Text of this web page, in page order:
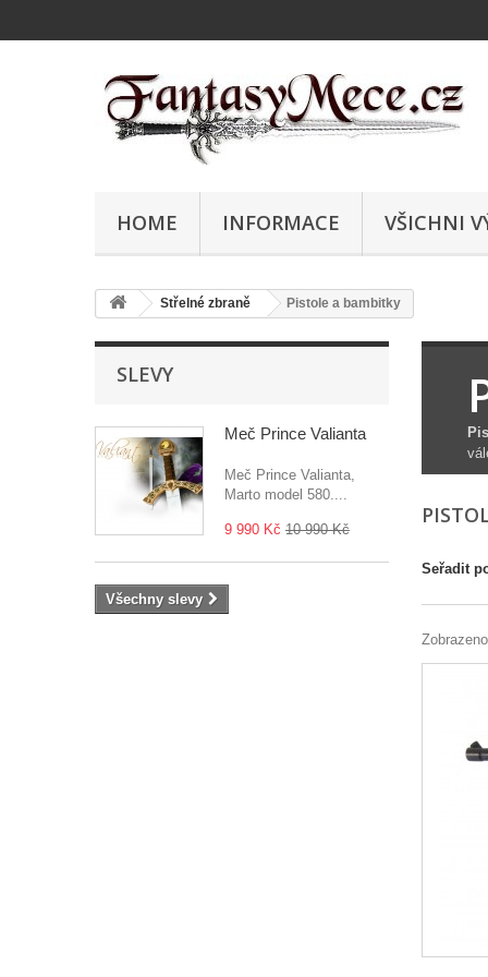
HOME INFORMACE VŠICHNI
Střelné zbraně Pistole a bambitky
SLEVY
Meč Prince Valianta
Meč Prince Valianta,
Marto model 580....
9 990 Kč 10 990 Kč
Všechny slevy
Seřadit